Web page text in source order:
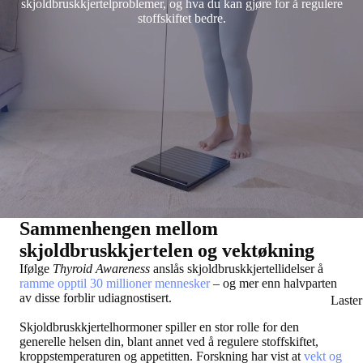
skjoldbruskkjertelproblemer, og hva du kan gjøre for å regulere
stoffskiftet bedre.
Sammenhengen mellom
skjoldbruskkjertelen og vektøkning
Ifølge Thyroid Awareness anslås skjoldbruskkjertellidelser å
ramme opptil 30 millioner mennesker– og mer enn halvparten
av disse forblir udiagnostisert.
Skjoldbruskkjertelhormoner spiller en stor rolle for den
generelle helsen din, blant annet ved å regulere stoffskiftet,
kroppstemperaturen og appetitten. Forskning har vist at vekt og